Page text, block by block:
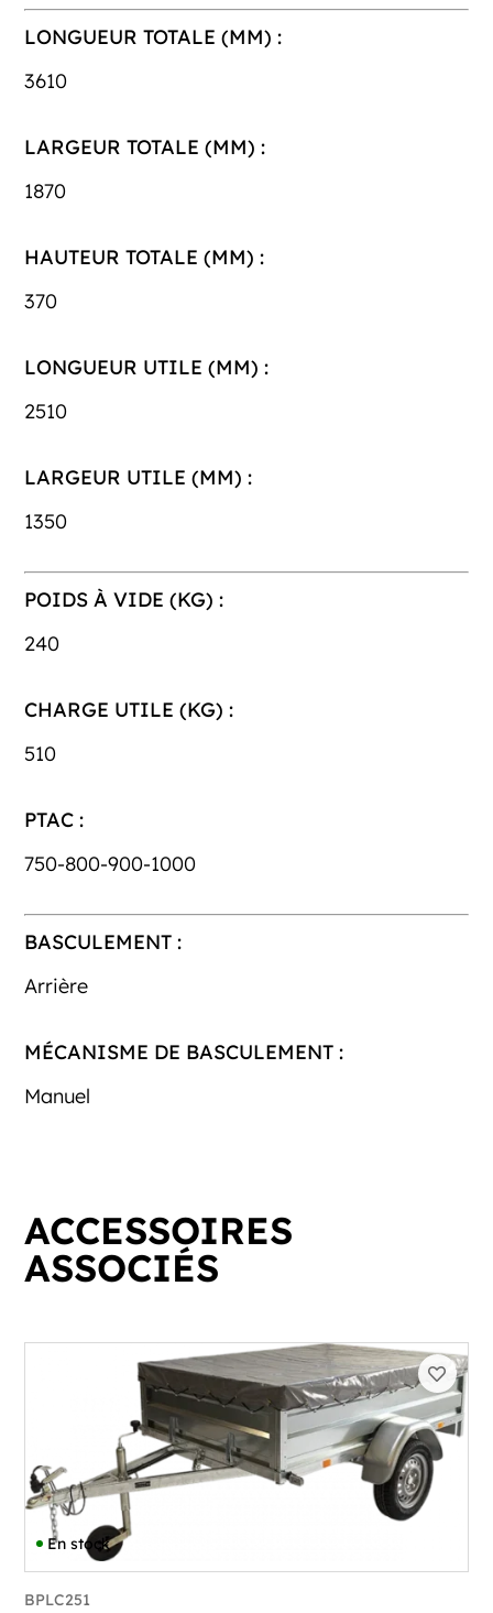
LONGUEUR TOTALE (MM) :
3610
LARGEUR TOTALE (MM) :
1870
HAUTEUR TOTALE (MM) :
370
LONGUEUR UTILE (MM) :
2510
LARGEUR UTILE (MM) :
1350
POIDS À VIDE (KG) :
240
CHARGE UTILE (KG) :
510
PTAC :
750-800-900-1000
BASCULEMENT :
Arrière
MÉCANISME DE BASCULEMENT :
Manuel
ACCESSOIRES
ASSOCIÉS
En stock
BPLC251